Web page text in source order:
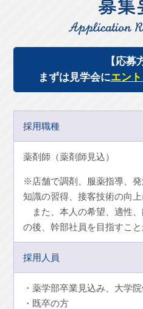
【応募
まずは見学会にエン
採用職種
薬剤師（薬剤師見込）
※店舗で調剤、服薬指導、
知識の習得、接客技術の向上
また、本人の希望、適性
の後、幹部社員を目指すこと
採用人員
・薬学部卒業見込み、大学
・既卒の方